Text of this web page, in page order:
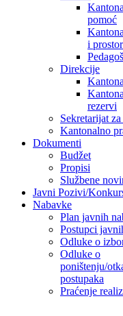
pomoć
i
Direkcije
rezervi
Sekretarijat
Kantonalno
Dokumenti
Budžet
Propisi
Službene
Javni Pozivi/
Nabavke
Plan javnih
Postupci
Odluke o
Odluke o
poništenju/
postupaka
Praćenje